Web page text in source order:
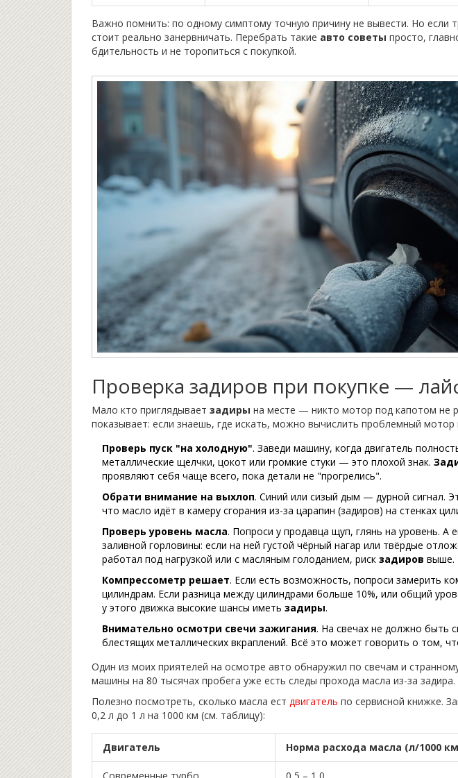
Важно помнить: по одному симптому точную причину не вывести. Но если
стоит реально занервничать. Перебрать такие авто советы просто,
бдительность и не торопиться с покупкой.
Проверка задиров при покупке —
Мало кто приглядывает задиры на месте — никто мотор под капотом не
показывает: если знаешь, где искать, можно вычислить проблемный мотор
Проверь пуск "на холодную". Заведи машину, когда двигатель
металлические щелчки, цокот или громкие стуки — это плохой знак.
проявляют себя чаще всего, пока детали не "прогрелись".
Обрати внимание на выхлоп. Синий или сизый дым — дурной сигнал.
что масло идёт в камеру сгорания из-за царапин (задиров) на стенках
Проверь уровень масла. Попроси у продавца щуп, глянь на уровень. А
заливной горловины: если на ней густой чёрный нагар или твёрдые
работал под нагрузкой или с масляным голоданием, риск задиров выше.
Компрессометр решает. Если есть возможность, попроси замерить
цилиндрам. Если разница между цилиндрами больше 10%, или общий
у этого движка высокие шансы иметь задиры.
Внимательно осмотри свечи зажигания. На свечах не должно быть
блестящих металлических вкраплений. Всё это может говорить о том,
Один из моих приятелей на осмотре авто обнаружил по свечам и
машины на 80 тысячах пробега уже есть следы прохода масла из-за задира.
Полезно посмотреть, сколько масла ест двигатель по сервисной книжке.
0,2 л до 1 л на 1000 км (см. таблицу):
Двигатель Норма расхода масла (л/1000